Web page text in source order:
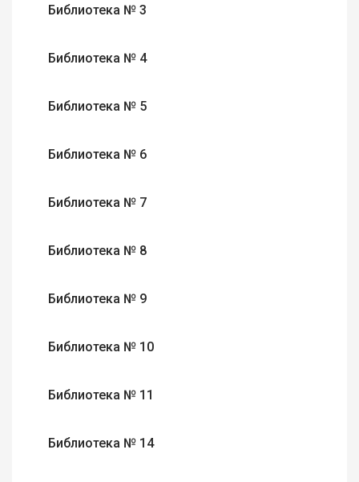
Библиотека № 3
Библиотека № 4
Библиотека № 5
Библиотека № 6
Библиотека № 7
Библиотека № 8
Библиотека № 9
Библиотека № 10
Библиотека № 11
Библиотека № 14